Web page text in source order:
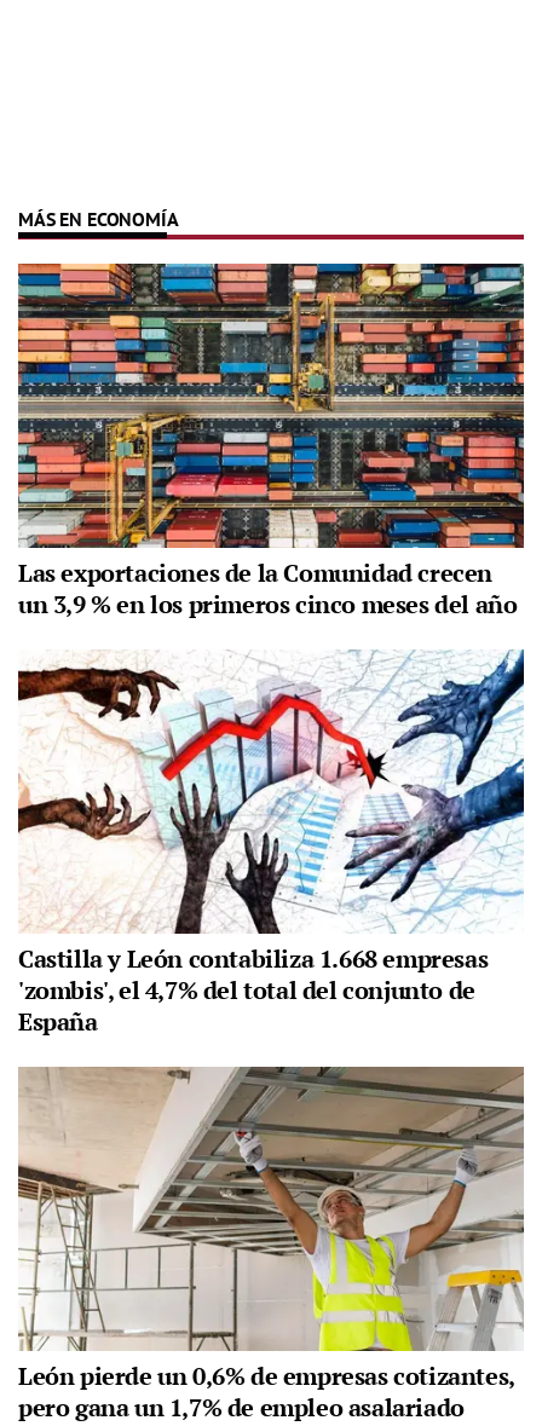
MÁS EN ECONOMÍA
Las exportaciones de la Comunidad crecen
un 3,9 % en los primeros cinco meses del año
Castilla y León contabiliza 1.668 empresas
'zombis', el 4,7% del total del conjunto de
España
León pierde un 0,6% de empresas cotizantes,
pero gana un 1,7% de empleo asalariado